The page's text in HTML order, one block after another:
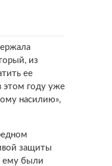
из
ее
этом году уже
насилию»,
защиты
ему были